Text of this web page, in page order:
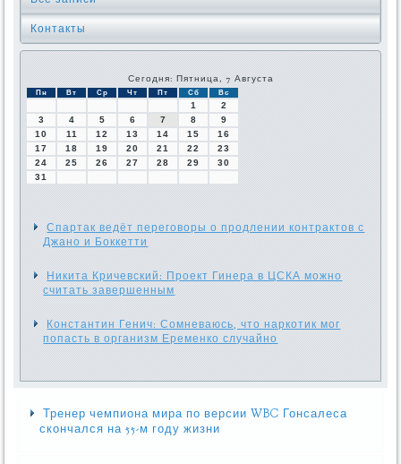
Контакты
Сегодня: Пятница, 7 Августа
Пн Вт Ср Чт Пт Сб Вс
1
2
3
4 5 6 7 8
9
10
11 12 13 14 15
16
17
18 19 20 21 22
23
24
25 26 27 28 29
30
31
Спартак ведёт переговоры о продлении контрактов с
Джано и Боккетти
Никита Кричевский: Проект Гинера в ЦСКА можно
считать завершенным
Константин Генич: Сомневаюсь, что наркотик мог
попасть в организм Еременко случайно
Тренер чемпиона мира по версии WBC Гонсалеса
скончался на 55-м году жизни